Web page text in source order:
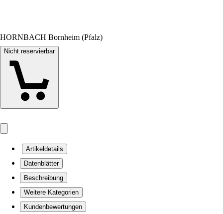
HORNBACH Bornheim (Pfalz)
Nicht reservierbar
Artikeldetails
Datenblätter
Beschreibung
Weitere Kategorien
Kundenbewertungen